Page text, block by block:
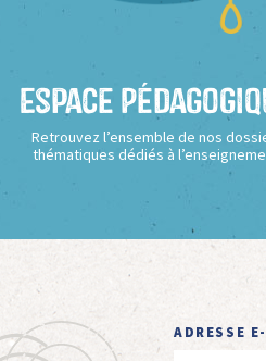
Espace
Retrouvez l’ensemble de nos
thématiques dédiés à
ADRESSE